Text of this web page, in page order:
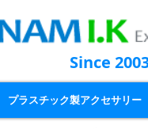
Since
プラスチック製アクセサリー